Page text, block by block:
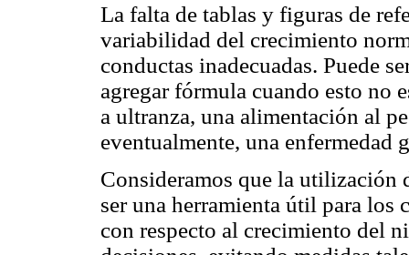
La falta de tablas y figuras de
variabilidad del crecimiento
conductas inadecuadas. Puede
agregar fórmula cuando esto no
a ultranza, una alimentación al
eventualmente, una enfermedad
Consideramos que la utilización
ser una herramienta útil para los
con respecto al crecimiento del